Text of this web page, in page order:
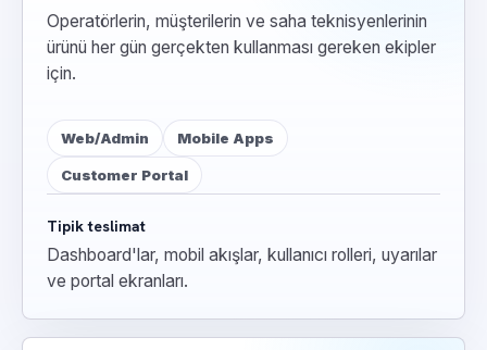
Operatörlerin, müşterilerin ve saha teknisyenlerinin
ürünü her gün gerçekten kullanması gereken ekipler
için.
Web/Admin Mobile Apps
Customer Portal
Tipik teslimat
Dashboard'lar, mobil akışlar, kullanıcı rolleri, uyarılar
ve portal ekranları.